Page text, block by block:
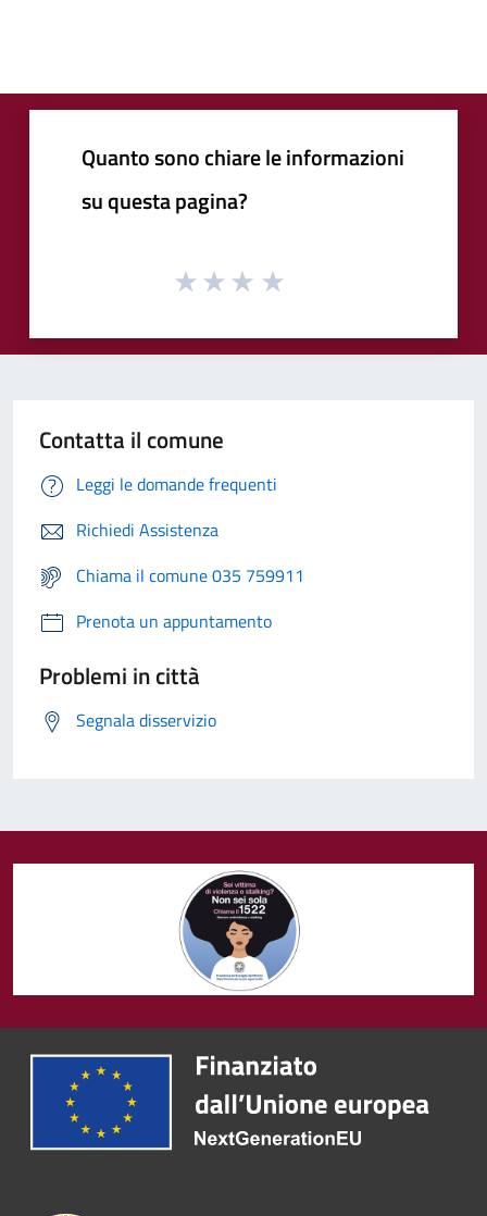
Quanto sono chiare le informazioni
su questa pagina?
Contatta il comune
Leggi le domande frequenti
Richiedi Assistenza
Chiama il comune 035 759911
Prenota un appuntamento
Problemi in città
Segnala disservizio